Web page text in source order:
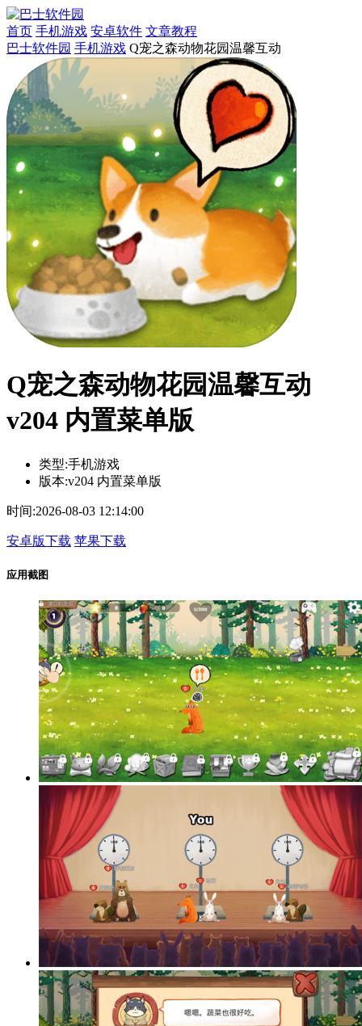
首页 手机游戏 安卓软件 文章教程
巴士软件园 手机游戏 Q宠之森动物花园温馨互动
Q宠之森动物花园温馨互动
v204 内置菜单版
类型:手机游戏
版本:v204 内置菜单版
时间:2026-08-03 12:14:00
安卓版下载 苹果下载
应用截图